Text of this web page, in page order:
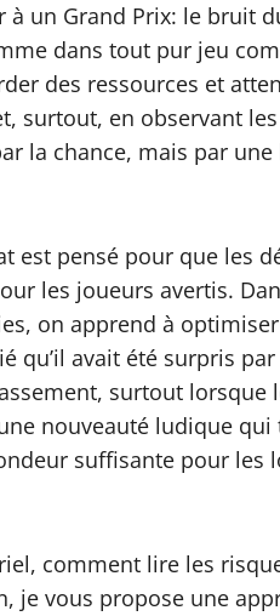
un Grand Prix: le bruit
dans tout pur jeu
des ressources et
surtout, en observant
la chance, mais par
est pensé pour que les
les joueurs avertis.
on apprend à
qu’il avait été surpris
surtout lorsque
nouveauté ludique
suffisante pour les
comment lire les
je vous propose une